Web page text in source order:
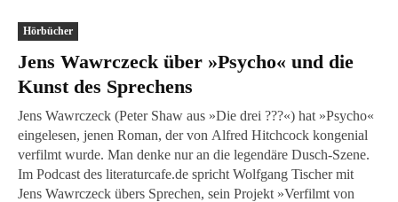
Hörbücher
Jens Wawrczeck über »Psycho« und die
Kunst des Sprechens
Jens Wawrczeck (Peter Shaw aus »Die drei ???«) hat »Psycho«
eingelesen, jenen Roman, der von Alfred Hitchcock kongenial
verfilmt wurde. Man denke nur an die legendäre Dusch-Szene.
Im Podcast des literaturcafe.de spricht Wolfgang Tischer mit
Jens Wawrczeck übers Sprechen, sein Projekt »Verfilmt von